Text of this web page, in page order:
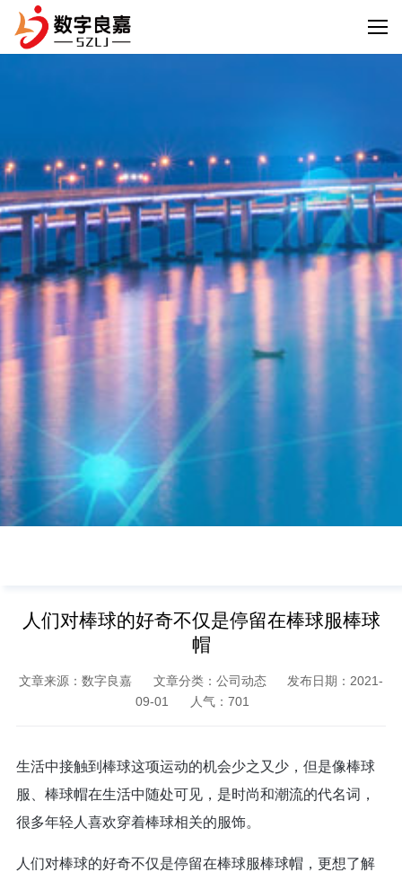
人们对棒球的好奇不仅是停留在棒球服棒球
帽
文章来源：数字良嘉 文章分类：公司动态
发布日期：2021-
09-01
人气： 701
生活中接触到棒球这项运动的机会少之又少，但是像棒球
服、棒球帽在生活中随处可见，是时尚和潮流的代名词，
很多年轻人喜欢穿着棒球相关的服饰。
人们对棒球的好奇不仅是停留在棒球服棒球帽，更想了解